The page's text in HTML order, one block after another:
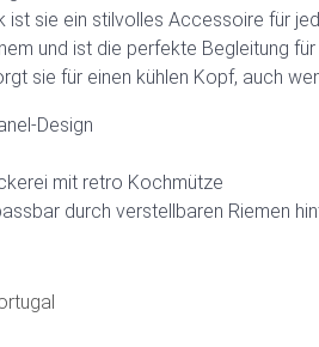
ist sie ein stilvolles Accessoire für
und ist die perfekte Begleitung
sie für einen kühlen Kopf, auch
Design
mit retro Kochmütze
durch verstellbaren Riemen